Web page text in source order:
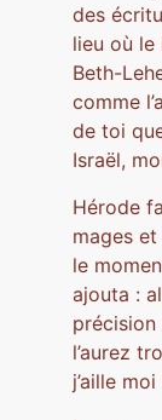
des
lieu où le
Beth-
comme
de toi
Israël,
Hérode
mages
le
ajouta :
l’aurez
j’aille